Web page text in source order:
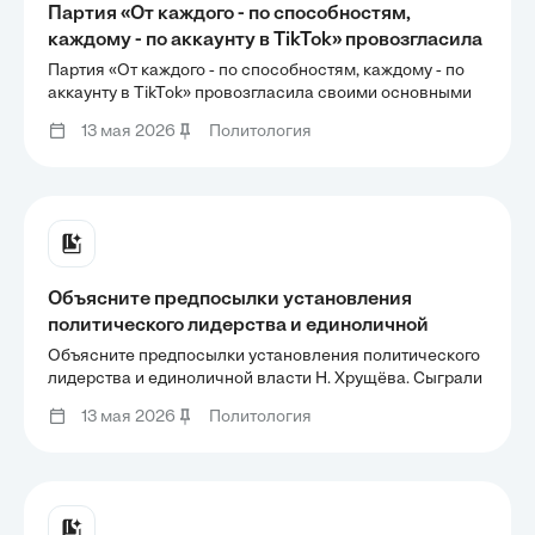
Партия «От каждого - по способностям,
каждому - по аккаунту в TikTok» провозгласила
своими основными ценностями равенство и
коллективизм; одним из пунктов плана партии
является национализация частной
собственности в стране. Какова идеология
Партия «От каждого - по способностям, каждому - по
аккаунту в TikTok» провозгласила своими основными
пунктов плана партии является национализация
13 мая 2026 Политология
Объясните предпосылки установления
политического лидерства и единоличной
власти Н. Хрущёва. Сыграли ли в этом
процессе роль личные качества Н. Хрущёва?
Если да, то какие?
Объясните предпосылки установления политического
лидерства и единоличной власти Н. Хрущёва. Сыграли
Если да, то какие?
13 мая 2026 Политология